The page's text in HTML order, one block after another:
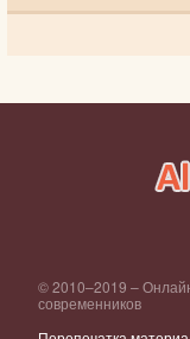
© 2010–2019 –
современников